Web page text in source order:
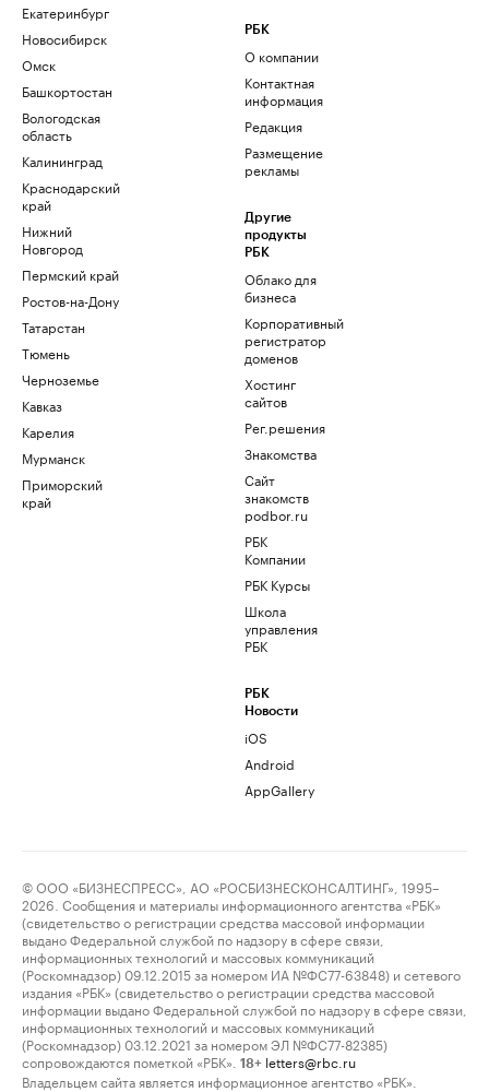
Екатеринбург
Новосибирск
Омск
Башкортостан
Вологодская
область
Калининград
Краснодарский
край
Нижний
Новгород
Пермский край
Ростов-на-Дону
Татарстан
Тюмень
Черноземье
Кавказ
Карелия
Мурманск
Приморский
край
РБК
О компании
Контактная
информация
Редакция
Размещение
рекламы
Другие
продукты
РБК
Облако для
бизнеса
Корпоративный
регистратор
доменов
Хостинг
сайтов
Рег.решения
Знакомства
Сайт
знакомств
podbor.ru
РБК
Компании
РБК Курсы
Школа
управления
РБК
РБК
Новости
iOS
Android
AppGallery
© ООО «БИЗНЕСПРЕСС», АО «РОСБИЗНЕСКОНСАЛТИНГ», 1995–
2026. Сообщения и материалы информационного агентства «РБК»
(свидетельство о регистрации средства массовой информации
выдано Федеральной службой по надзору в сфере связи,
информационных технологий и массовых коммуникаций
(Роскомнадзор) 09.12.2015 за номером ИА №ФС77-63848) и сетевого
издания «РБК» (свидетельство о регистрации средства массовой
информации выдано Федеральной службой по надзору в сфере связи,
информационных технологий и массовых коммуникаций
(Роскомнадзор) 03.12.2021 за номером ЭЛ №ФС77-82385)
сопровождаются пометкой «РБК».
18+ letters@rbc.ru
Владельцем сайта является информационное агентство «РБК».